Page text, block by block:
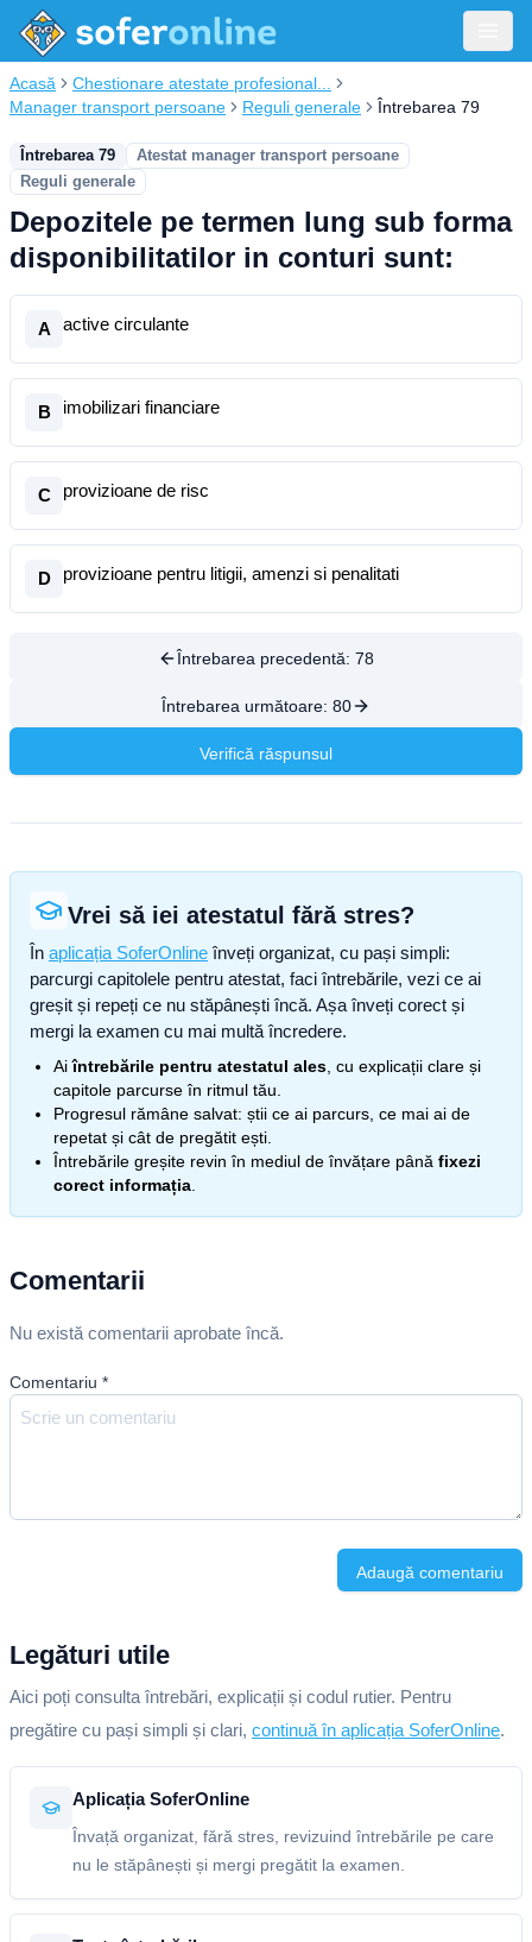
Acasă
Chestionare atestate profesional...
Manager transport persoane
Reguli generale Întrebarea 79
Întrebarea 79
Atestat manager transport persoane
Reguli generale
Depozitele pe termen lung sub forma
disponibilitatilor in conturi sunt:
A active circulante
B imobilizari financiare
C provizioane de risc
D provizioane pentru litigii, amenzi si penalitati
Întrebarea precedentă: 78
Întrebarea următoare: 80
Verifică răspunsul
Vrei să iei atestatul fără stres?
În aplicația SoferOnline înveți organizat, cu pași simpli:
parcurgi capitolele pentru atestat, faci întrebările, vezi ce ai
greșit și repeți ce nu stăpânești încă. Așa înveți corect și
mergi la examen cu mai multă încredere.
Aiîntrebările pentru atestatul ales , cu explicații clare și
capitole parcurse în ritmul tău.
Progresul rămâne salvat: știi ce ai parcurs, ce mai ai de
repetat și cât de pregătit ești.
Întrebările greșite revin în mediul de învățare până fixezi
corect informația
Comentarii
Nu există comentarii aprobate încă.
Comentariu *
Adaugă comentariu
Legături utile
Aici poți consulta întrebări, explicații și codul rutier. Pentru
pregătire cu pași simpli și clari, continuă în aplicația SoferOnline.
Aplicația SoferOnline
Învață organizat, fără stres, revizuind întrebările pe care
nu le stăpânești și mergi pregătit la examen.